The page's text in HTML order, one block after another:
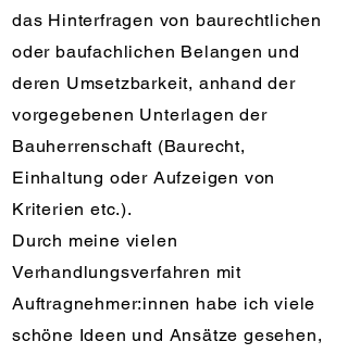
das Hinterfragen von baurechtlichen
oder baufachlichen Belangen und
deren Umsetzbarkeit, anhand der
vorgegebenen Unterlagen der
Bauherrenschaft (Baurecht,
Einhaltung oder Aufzeigen von
Kriterien etc.).
Durch meine vielen
Verhandlungsverfahren mit
Auftragnehmer:innen habe ich viele
schöne Ideen und Ansätze gesehen,